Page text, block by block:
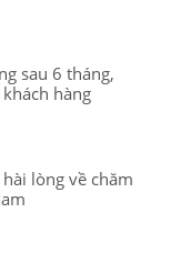
sau 6 tháng,
hàng
lòng về chăm